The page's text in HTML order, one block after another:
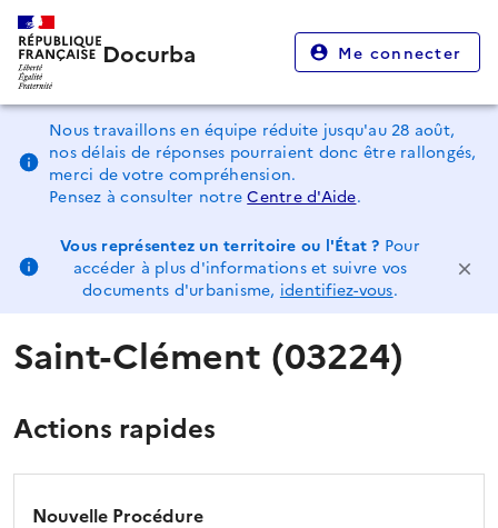
Docurba Me connecter
Nous travaillons en équipe réduite jusqu'au 28 août,
nos délais de réponses pourraient donc être rallongés,
merci de votre compréhension.
Pensez à consulter notreCentre d'Aide.
Vous représentez un territoire ou l'État ? Pour
accéder à plus d'informations et suivre vos
documents d'urbanisme, identifiez-vous.
Saint-Clément (03224)
Actions rapides
Nouvelle Procédure